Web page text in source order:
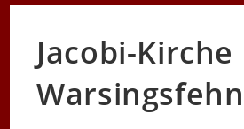
Jacobi-Kirche
Warsingsfehn